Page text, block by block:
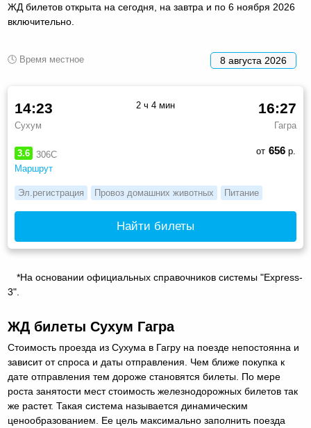
ЖД билетов открыта на сегодня, на завтра и по 6 ноября 2026
включительно.
🕓 Время местное 8 августа 2026
3.6
306С
Маршрут
14:23
Сухум
16:27
Гагра
2 ч 4 мин
от 656р.
Эл.регистрация Провоз домашних животных Питание
Найти билеты
*На основании официальных справочников системы "Express-
3".
ЖД билеты Сухум Гагра
Стоимость проезда из Сухума в Гагру на поезде непостоянна и
зависит от спроса и даты отправления. Чем ближе покупка к
дате отправления тем дороже становятся билеты. По мере
роста занятости мест стоимость железнодорожных билетов так
же растет. Такая система называется динамическим
ценообразованием. Ее цель максимально заполнить поезда